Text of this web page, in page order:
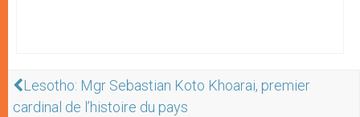
Lesotho: Mgr Sebastian Koto Khoarai, premier
cardinal de l’histoire du pays